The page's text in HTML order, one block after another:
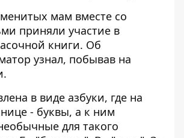
мам вместе со
приняли участие в
книги. Об
узнал, побывав на
в виде азбуки, где на
- буквы, а к ним
для такого